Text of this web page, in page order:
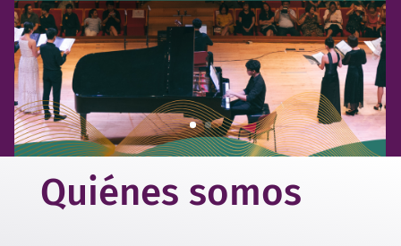
Quiénes somos